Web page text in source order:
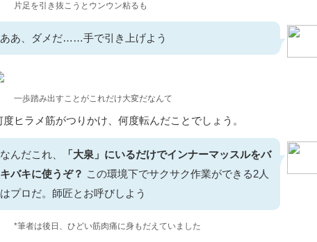
片足を引き抜こうとウンウン粘るも
ああ、ダメだ……手で引き上げよう
一歩踏み出すことがこれだけ大変だなんて
度ヒラメ筋がつりかけ、何度転んだことでしょう。
なんだこれ、
「大泉」にいるだけでインナーマッスルをバ
キバキに使うぞ？ この環境下でサクサク作業ができる2人
はプロだ。師匠とお呼びしよう
*筆者は後日、ひどい筋肉痛に身もだえていました